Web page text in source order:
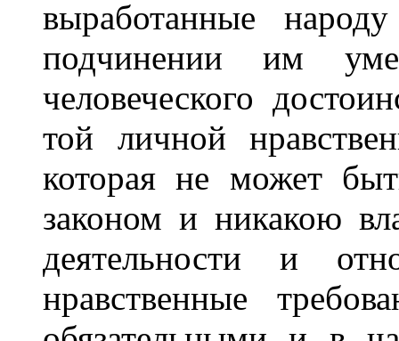
выработанные
подчинении им
человеческого
той личной
которая не может
законом и никакою
деятельности и
нравственные